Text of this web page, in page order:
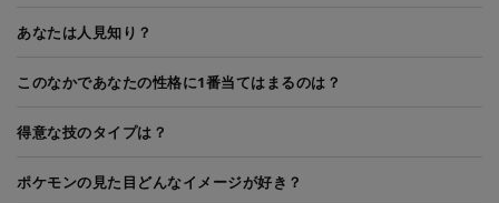
あなたは人見知り？
このなかであなたの性格に1番当てはまるのは？
得意な技のタイプは？
ポケモンの見た目どんなイメージが好き？